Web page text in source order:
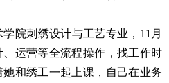
院刺绣设计与工艺专业，11月
运营等全流程操作，找工作时
和绣工一起上课，自己在业务